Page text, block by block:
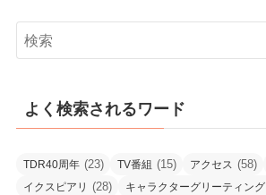
よく検索されるワード
TDR40周年 (23) TV番組 (15) アクセス (58)
イクスピアリ (28) キャラクターグリーティング